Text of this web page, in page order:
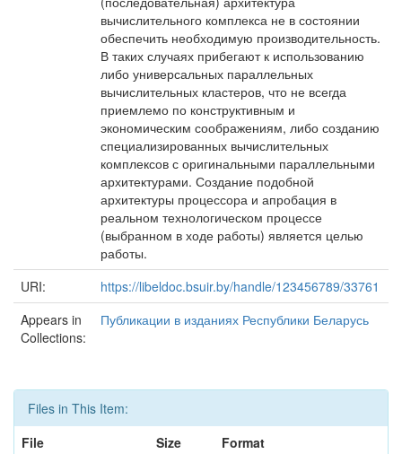
вычислительного комплекса не в состоянии
обеспечить необходимую производительность.
В таких случаях прибегают к использованию
либо универсальных параллельных
вычислительных кластеров, что не всегда
приемлемо по конструктивным и
экономическим соображениям, либо созданию
специализированных вычислительных
комплексов с оригинальными параллельными
архитектурами. Создание подобной
архитектуры процессора и апробация в
реальном технологическом процессе
(выбранном в ходе работы) является целью
работы.
URI:
https://libeldoc.bsuir.by/handle/123456789/33761
Appears in
Collections:
Публикации в изданиях Республики Беларусь
Files in This Item:
File
Size Format